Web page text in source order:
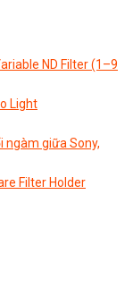
ND Filter (1–9
Light
ngàm giữa Sony,
Filter Holder